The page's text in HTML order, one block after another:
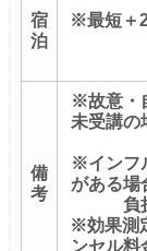
宿
泊
※最短＋
備
考
※故意・
未受講の
※インフ
がある場
負
※効果測
ンセル料